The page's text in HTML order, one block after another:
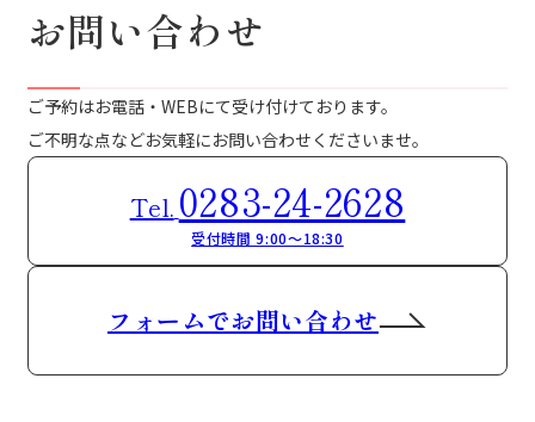
お問い合わせ
ご予約はお電話・WEBにて受け付けております。
ご不明な点などお気軽にお問い合わせくださいませ。
Tel. 0283-24-2628
受付時間 9:00～18:30
フォームでお問い合わせ